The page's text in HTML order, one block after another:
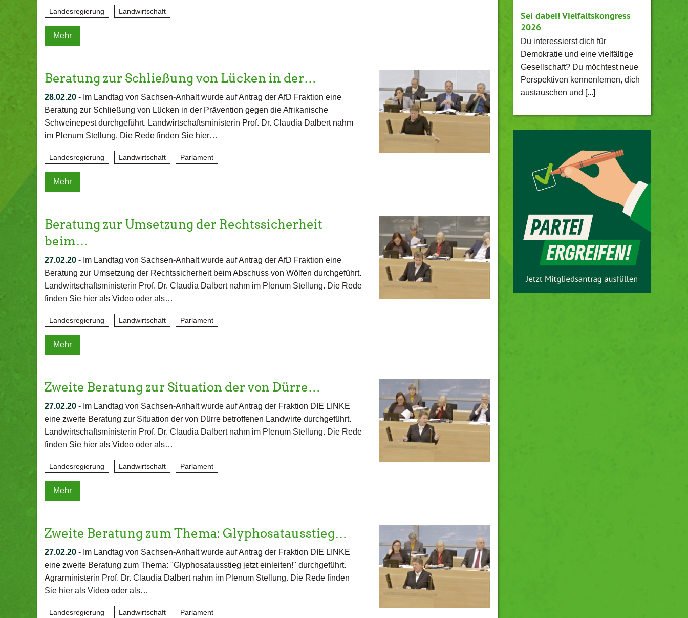
Landesregierung Landwirtschaft
Mehr
Beratung zur Schließung von Lücken in der…
28.02.20 - Im Landtag von Sachsen-Anhalt wurde auf Antrag der AfD Fraktion eine
Beratung zur Schließung von Lücken in der Prävention gegen die Afrikanische
Schweinepest durchgeführt. Landwirtschaftsministerin Prof. Dr. Claudia Dalbert nahm
im Plenum Stellung. Die Rede finden Sie hier…
Landesregierung Landwirtschaft Parlament
Mehr
Beratung zur Umsetzung der Rechtssicherheit
beim…
27.02.20 - Im Landtag von Sachsen-Anhalt wurde auf Antrag der AfD Fraktion eine
Beratung zur Umsetzung der Rechtssicherheit beim Abschuss von Wölfen durchgeführt.
Landwirtschaftsministerin Prof. Dr. Claudia Dalbert nahm im Plenum Stellung. Die Rede
finden Sie hier als Video oder als…
Landesregierung Landwirtschaft Parlament
Mehr
Zweite Beratung zur Situation der von Dürre…
27.02.20 - Im Landtag von Sachsen-Anhalt wurde auf Antrag der Fraktion DIE LINKE
eine zweite Beratung zur Situation der von Dürre betroffenen Landwirte durchgeführt.
Landwirtschaftsministerin Prof. Dr. Claudia Dalbert nahm im Plenum Stellung. Die Rede
finden Sie hier als Video oder als…
Landesregierung Landwirtschaft Parlament
Mehr
Zweite Beratung zum Thema: Glyphosatausstieg…
27.02.20 - Im Landtag von Sachsen-Anhalt wurde auf Antrag der Fraktion DIE LINKE
eine zweite Beratung zum Thema: "Glyphosatausstieg jetzt einleiten!" durchgeführt.
Agrarministerin Prof. Dr. Claudia Dalbert nahm im Plenum Stellung. Die Rede finden
Sie hier als Video oder als…
Landesregierung Landwirtschaft Parlament
Sei dabei! Vielfaltskongress
2026
Du interessierst dich für
Demokratie und eine vielfältige
Gesellschaft? Du möchtest neue
Perspektiven kennenlernen, dich
austauschen und [...]